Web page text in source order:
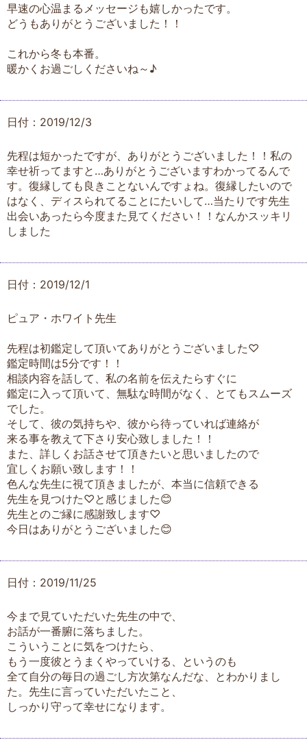
早速の心温まるメッセージも嬉しかったです。
どうもありがとうございました！！
これから冬も本番。
暖かくお過ごしくださいね～♪
日付：2019/12/3
先程は短かったですが、ありがとうございました！！私の
幸せ祈ってますと…ありがとうございますわかってるんで
す。復縁しても良きことないんですょね。復縁したいので
はなく、ディスられてることにたいして…当たりです先生
出会いあったら今度また見てください！！なんかスッキリ
しました
日付：2019/12/1
ピュア・ホワイト先生
先程は初鑑定して頂いてありがとうございました♡
鑑定時間は5分です！！
相談内容を話して、私の名前を伝えたらすぐに
鑑定に入って頂いて、無駄な時間がなく、とてもスムーズ
でした。
そして、彼の気持ちや、彼から待っていれば連絡が
来る事を教えて下さり安心致しました！！
また、詳しくお話させて頂きたいと思いましたので
宜しくお願い致します！！
色んな先生に視て頂きましたが、本当に信頼できる
先生を見つけた♡と感じました😊
先生とのご縁に感謝致します♡
今日はありがとうございました😊
日付：2019/11/25
今まで見ていただいた先生の中で、
お話が一番腑に落ちました。
こういうことに気をつけたら、
もう一度彼とうまくやっていける、というのも
全て自分の毎日の過ごし方次第なんだな、とわかりまし
た。先生に言っていただいたこと、
しっかり守って幸せになります。